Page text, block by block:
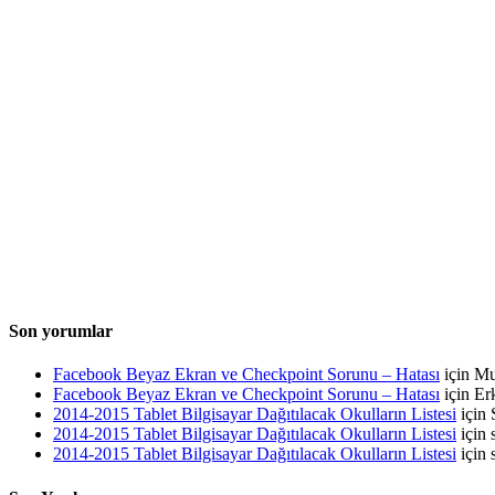
Son yorumlar
Facebook Beyaz Ekran ve Checkpoint Sorunu – Hatası için
Facebook Beyaz Ekran ve Checkpoint Sorunu – Hatası için
2014-2015 Tablet Bilgisayar Dağıtılacak Okulların Listesi için
2014-2015 Tablet Bilgisayar Dağıtılacak Okulların Listesi için
2014-2015 Tablet Bilgisayar Dağıtılacak Okulların Listesi için